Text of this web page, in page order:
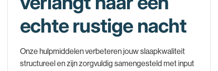
echte rustige nacht
Onze hulpmiddelen verbeteren jouw slaapkwaliteit
structureel en zijn zorgvuldig samengesteld met input